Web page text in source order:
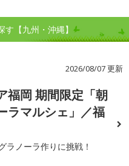
【九州・沖縄】
2026/08/07 更新
福岡 期間限定「朝
ラマルシェ」／福
ラノーラ作りに挑戦！